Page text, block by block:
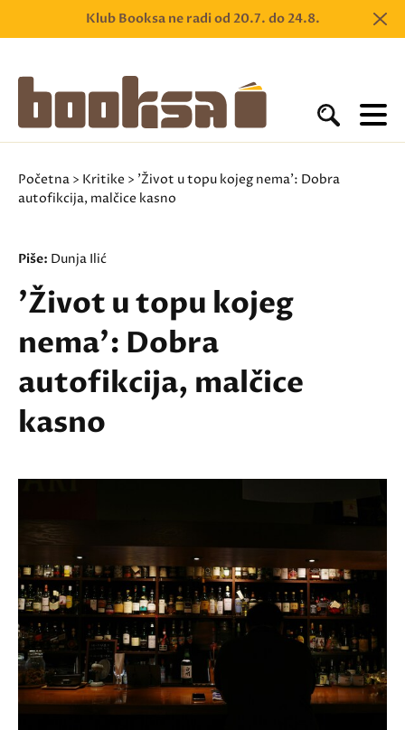
Klub Booksa ne radi od 20.7. do 24.8.
Početna > Kritike > 'Život u topu kojeg nema': Dobra
autofikcija, malčice kasno
Piše: Dunja Ilić
'Život u topu kojeg
nema': Dobra
autofikcija, malčice
kasno